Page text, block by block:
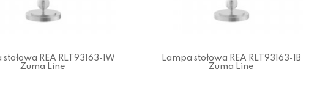
stołowa REA RLT93163-1W
Zuma Line
Lampa stołowa REA RLT93163-1B
Zuma Line